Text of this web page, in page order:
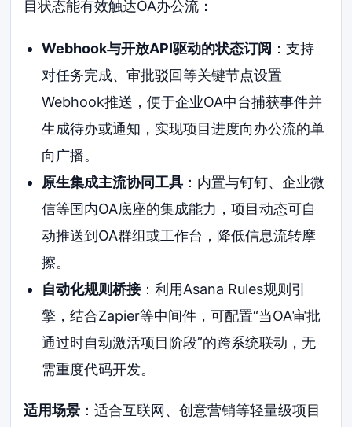
目状态能有效触达OA办公流：
Webhook与开放API驱动的状态订阅 ：支持
对任务完成、审批驳回等关键节点设置
Webhook推送，便于企业OA中台捕获事件并
生成待办或通知，实现项目进度向办公流的单
向广播。
原生集成主流协同工具：内置与钉钉、企业微
信等国内OA底座的集成能力，项目动态可自
动推送到OA群组或工作台，降低信息流转摩
擦。
自动化规则桥接：利用Asana Rules规则引
擎，结合Zapier等中间件，可配置“当OA审批
通过时自动激活项目阶段”的跨系统联动，无
需重度代码开发。
适用场景 ：适合互联网、创意营销等轻量级项目